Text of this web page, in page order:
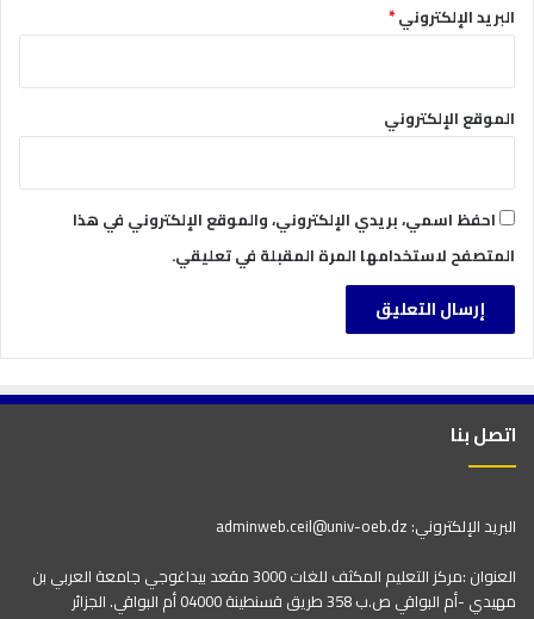
البريد الإلكتروني*
الموقع الإلكتروني
احفظ اسمي، بريدي الإلكتروني، والموقع الإلكتروني في هذا
المتصفح لاستخدامها المرة المقبلة في تعليقي.
اتصل بنا
البريد الإلكتروني: adminweb.ceil@univ-oeb.dz
العنوان :مركز التعليم المكثف للغات 3000 مقعد بيداغوجي جامعة العربي بن
مهيدي -أم البواقي ص.ب 358 طريق قسنطينة 04000 أم البواقي. الجزائر